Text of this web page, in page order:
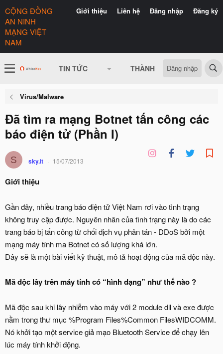
Giới thiệu Liên hệ Đăng nhập Đăng ký
CỘNG ĐỒNG
AN NINH
MẠNG VIỆT
NAM
TIN TỨC THÀNH VIÊN CÓ GÌ
Đăng nhập
Virus/Malware
Đã tìm ra mạng Botnet tấn công các
báo điện tử (Phần I)
S sky.it 15/07/2013
Giới thiệu
Gần đây, nhiều trang báo điện tử Việt Nam rơi vào tình trạng
không truy cập được. Nguyên nhân của tình trạng này là do các
trang báo bị tấn công từ chối dịch vụ phân tán - DDoS bởi một
mạng máy tính ma Botnet có số lượng khá lớn.
Đây sẽ là một bài viết kỹ thuật, mô tả hoạt động của mã độc này.
Mã độc lây trên máy tính có “hình dạng” như thế nào ?
Mã độc sau khi lây nhiễm vào máy với 2 module dll và exe được
nằm trong thư mục %Program Files%Common FilesWIDCOMM.
Nó khởi tạo một service giả mạo Bluetooth Service để chạy lên
lúc máy tính khởi động.